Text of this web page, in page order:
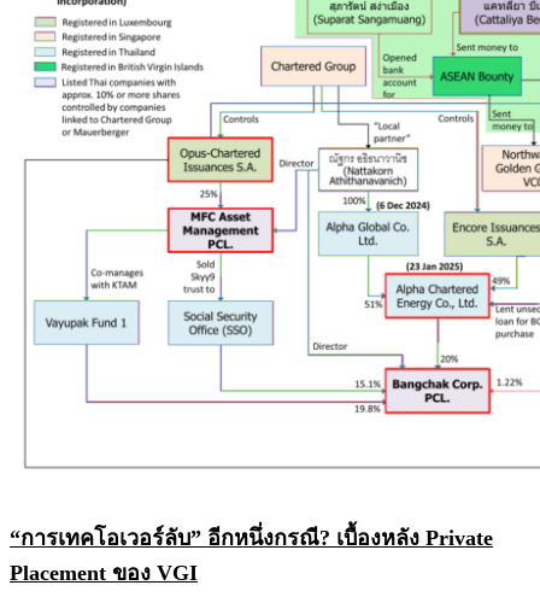
“การเทคโอเวอร์ลับ” อีกหนึ่งกรณี? เบื้องหลัง Private
Placement ของ VGI